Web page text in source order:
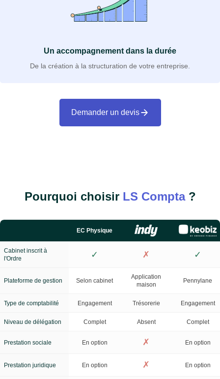
Un accompagnement dans la durée
De la création à la structuration de votre entreprise.
Demander un devis
Pourquoi choisir LS Compta?
EC Physique
Cabinet inscrit à
l'Ordre
✓ ✗ ✓
Plateforme de gestion Selon cabinet
Application
maison
Pennylane
Type de comptabilité Engagement Trésorerie Engagement
Niveau de délégation Complet Absent Complet
Prestation sociale En option ✗ En option
Prestation juridique En option ✗ En option